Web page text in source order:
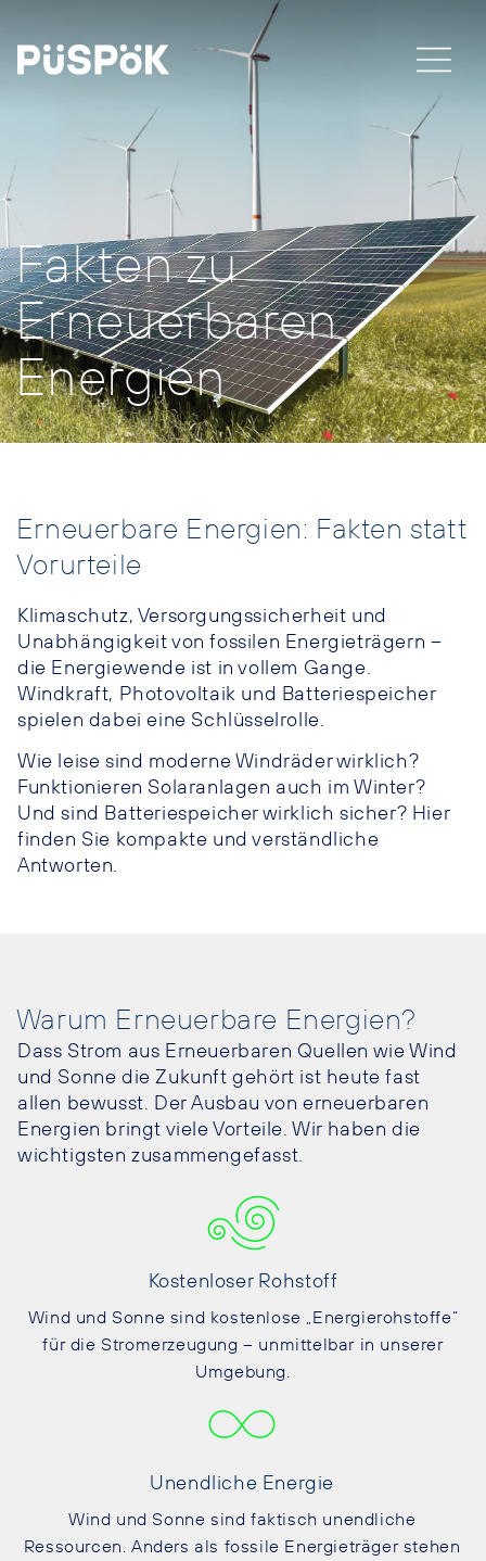
Fakten zu
Erneuerbaren
Energien
Erneuerbare Energien: Fakten statt
Vorurteile
Klimaschutz, Versorgungssicherheit und
Unabhängigkeit von fossilen Energieträgern –
die Energiewende ist in vollem Gange.
Windkraft, Photovoltaik und Batteriespeicher
spielen dabei eine Schlüsselrolle.
Wie leise sind moderne Windräder wirklich?
Funktionieren Solaranlagen auch im Winter?
Und sind Batteriespeicher wirklich sicher? Hier
finden Sie kompakte und verständliche
Antworten.
Warum Erneuerbare Energien?
Dass Strom aus Erneuerbaren Quellen wie Wind
und Sonne die Zukunft gehört ist heute fast
allen bewusst. Der Ausbau von erneuerbaren
Energien bringt viele Vorteile. Wir haben die
wichtigsten zusammengefasst.
Kostenloser Rohstoff
Wind und Sonne sind kostenlose „Energierohstoffe“
für die Stromerzeugung – unmittelbar in unserer
Umgebung.
Unendliche Energie
Wind und Sonne sind faktisch unendliche
Ressourcen. Anders als fossile Energieträger stehen